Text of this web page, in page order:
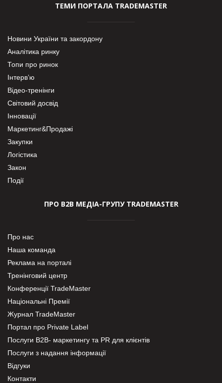
ТЕМИ ПОРТАЛА TRADEMASTER
Новини України та закордону
Аналітика ринку
Топи про ринок
Інтерв’ю
Відео-тренінги
Світовий досвід
Інновації
Маркетинг&Продажі
Закупки
Логістика
Закон
Події
ПРО В2В МЕДІА-ГРУПУ TRADEMASTER
Про нас
Наша команда
Реклама на порталі
Тренінговий центр
Конференції TradeMaster
Національні Премії
Журнал TradeMaster
Портал про Private Label
Послуги В2В- маркетингу та PR для клієнтів
Послуги з надання інформації
Відгуки
Контакти